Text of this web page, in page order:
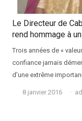
Le Directeur de
rend hommage à
Trois années de «
confiance jamais
d’une extrême
8 janvier 2016